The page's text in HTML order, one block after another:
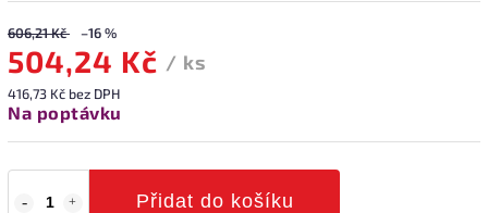
606,21 Kč –16 %
504,24 Kč / ks
416,73 Kč bez DPH
Na poptávku
Přidat do košíku